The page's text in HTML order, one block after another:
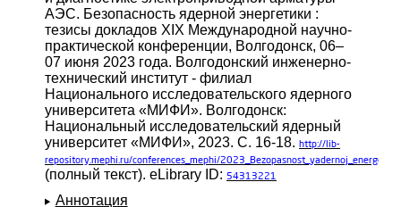
АЭС. Безопасность ядерной энергетики :
тезисы докладов XIX Международной научно-
практической конференции, Волгодонск, 06–
07 июня 2023 года. Волгодонский инженерно-
технический институт - филиал
Национального исследовательского ядерного
университета «МИФИ». Волгодонск:
Национальный исследовательский ядерный
университет «МИФИ», 2023. С. 16-18. http://lib-
repository.mephi.ru/conferences_mephi/
(полный текст). eLibrary ID: 54313221
Аннотация